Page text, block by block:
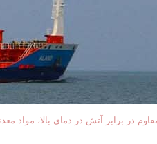
در برابر آتش در دمای بالا، مواد